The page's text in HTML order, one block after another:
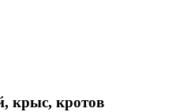
крыс, кротов